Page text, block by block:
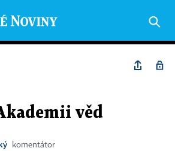
věd
komentátor